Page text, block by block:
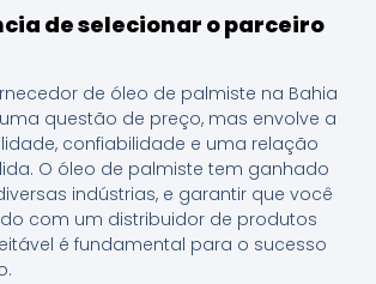
de selecionar o parceiro
de óleo de palmiste na Bahia
questão de preço, mas envolve a
confiabilidade e uma relação
O óleo de palmiste tem ganhado
indústrias, e garantir que você
com um distribuidor de produtos
é fundamental para o sucesso